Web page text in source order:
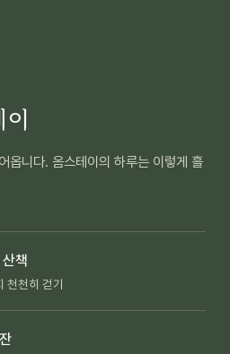
옵니다. 옴스테이의 하루는 이렇게 흘
책
천천히 걷기